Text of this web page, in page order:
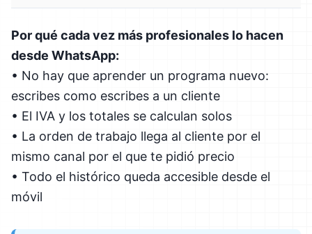
Por qué cada vez más profesionales lo hacen
desde WhatsApp:
• No hay que aprender un programa nuevo:
escribes como escribes a un cliente
• El IVA y los totales se calculan solos
• La orden de trabajo llega al cliente por el
mismo canal por el que te pidió precio
• Todo el histórico queda accesible desde el
móvil